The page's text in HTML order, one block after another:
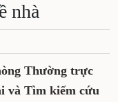
nhà
Thường trực
và Tìm kiếm cứu